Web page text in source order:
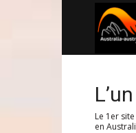
Le 1er
en